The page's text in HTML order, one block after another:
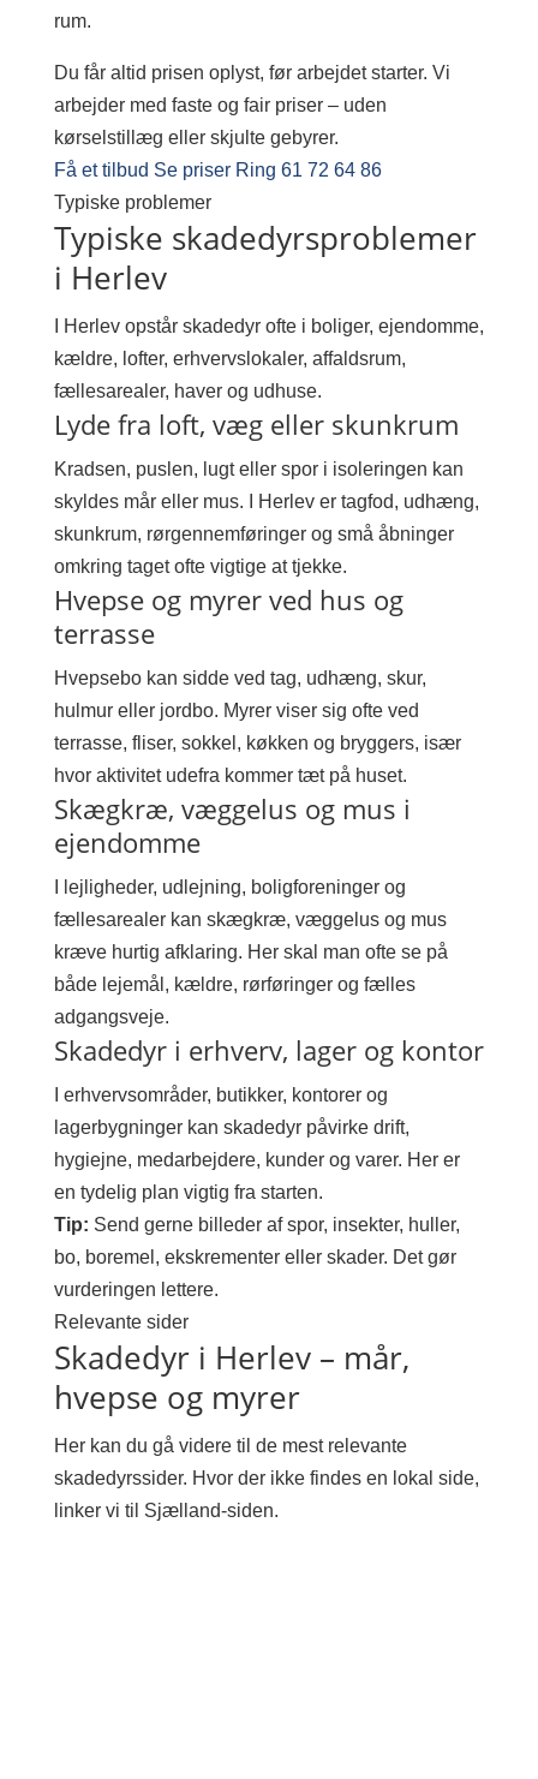
rum.
Du får altid prisen oplyst, før arbejdet starter. Vi
arbejder med faste og fair priser – uden
kørselstillæg eller skjulte gebyrer.
Få et tilbud Se priser Ring 61 72 64 86
Typiske problemer
Typiske skadedyrsproblemer
i Herlev
I Herlev opstår skadedyr ofte i boliger, ejendomme,
kældre, lofter, erhvervslokaler, affaldsrum,
fællesarealer, haver og udhuse.
Lyde fra loft, væg eller skunkrum
Kradsen, puslen, lugt eller spor i isoleringen kan
skyldes mår eller mus. I Herlev er tagfod, udhæng,
skunkrum, rørgennemføringer og små åbninger
omkring taget ofte vigtige at tjekke.
Hvepse og myrer ved hus og
terrasse
Hvepsebo kan sidde ved tag, udhæng, skur,
hulmur eller jordbo. Myrer viser sig ofte ved
terrasse, fliser, sokkel, køkken og bryggers, især
hvor aktivitet udefra kommer tæt på huset.
Skægkræ, væggelus og mus i
ejendomme
I lejligheder, udlejning, boligforeninger og
fællesarealer kan skægkræ, væggelus og mus
kræve hurtig afklaring. Her skal man ofte se på
både lejemål, kældre, rørføringer og fælles
adgangsveje.
Skadedyr i erhverv, lager og kontor
I erhvervsområder, butikker, kontorer og
lagerbygninger kan skadedyr påvirke drift,
hygiejne, medarbejdere, kunder og varer. Her er
en tydelig plan vigtig fra starten.
Tip: Send gerne billeder af spor, insekter, huller,
bo, boremel, ekskrementer eller skader. Det gør
vurderingen lettere.
Relevante sider
Skadedyr i Herlev – mår,
hvepse og myrer
Her kan du gå videre til de mest relevante
skadedyrssider. Hvor der ikke findes en lokal side,
linker vi til Sjælland-siden.